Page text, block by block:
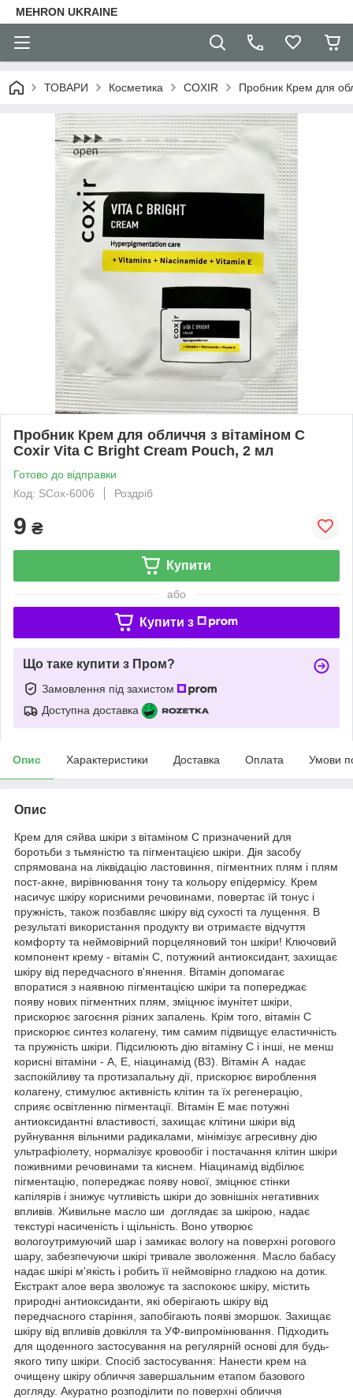
MEHRON UKRAINE
ТОВАРИ Косметика COXIR Пробник Крем для
Пробник Крем для обличчя з вітаміном C
Coxir Vita C Bright Cream Pouch, 2 мл
Готово до відправки
Код: SCox-6006
Роздріб
9 ₴
Купити
або
Купити з
Що таке купити з Пром?
Замовлення під захистом
Доступна доставка
Опис Характеристики Доставка Оплата Умови
Опис
Крем для сяйва шкіри з вітаміном С призначений для
боротьби з тьмяністю та пігментацією шкіри. Дія засобу
спрямована на ліквідацію ластовиння, пігментних плям і плям
пост-акне, вирівнювання тону та кольору епідермісу. Крем
насичує шкіру корисними речовинами, повертає їй тонус і
пружність, також позбавляє шкіру від сухості та лущення. В
результаті використання продукту ви отримаєте відчуття
комфорту та неймовірний порцеляновий тон шкіри! Ключовий
компонент крему - вітамін C, потужний антиоксидант, захищає
шкіру від передчасного в'янення. Вітамін допомагає
впоратися з наявною пігментацією шкіри та попереджає
появу нових пігментних плям, зміцнює імунітет шкіри,
прискорює загоєння різних запалень. Крім того, вітамін C
прискорює синтез колагену, тим самим підвищує еластичність
та пружність шкіри. Підсилюють дію вітаміну С і інші, не менш
корисні вітаміни - A, E, ніацинамід (B3). Вітамін A надає
заспокійливу та протизапальну дії, прискорює вироблення
колагену, стимулює активність клітин та їх регенерацію,
сприяє освітленню пігментації. Вітамін Е має потужні
антиоксидантні властивості, захищає клітини шкіри від
руйнування вільними радикалами, мінімізує агресивну дію
ультрафіолету, нормалізує кровообіг і постачання клітин шкіри
поживними речовинами та киснем. Ніацинамід відбілює
пігментацію, попереджає появу нової, зміцнює стінки
капілярів і знижує чутливість шкіри до зовнішніх негативних
впливів. Живильне масло ши доглядає за шкірою, надає
текстурі насиченість і щільність. Воно утворює
вологоутримуючий шар і замикає вологу на поверхні рогового
шару, забезпечуючи шкірі тривале зволоження. Масло бабасу
надає шкірі м'якість і робить її неймовірно гладкою на дотик.
Екстракт алое вера зволожує та заспокоює шкіру, містить
природні антиоксиданти, які оберігають шкіру від
передчасного старіння, запобігають появі зморшок. Захищає
шкіру від впливів довкілля та УФ-випромінювання. Підходить
для щоденного застосування на регулярній основі для будь-
якого типу шкіри. Спосіб застосування: Нанести крем на
очищену шкіру обличчя завершальним етапом базового
догляду. Акуратно розподілити по поверхні обличчя